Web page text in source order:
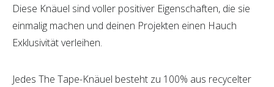
Diese Knäuel sind voller positiver Eigenschaften, die sie
einmalig machen und deinen Projekten einen Hauch
Exklusivität verleihen.
Jedes The Tape-Knäuel besteht zu 100% aus recycelter